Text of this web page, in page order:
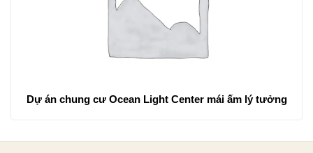
Dự án chung cư Ocean Light Center mái ấm lý tưởng